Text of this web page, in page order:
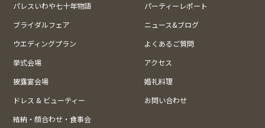
パレスいわや七十年物語
パーティーレポート
ブライダルフェア
ニュース&ブログ
ウエディングプラン
よくあるご質問
挙式会場
アクセス
披露宴会場
婚礼料理
ドレス & ビューティー
お問い合わせ
結納・顔合わせ・食事会